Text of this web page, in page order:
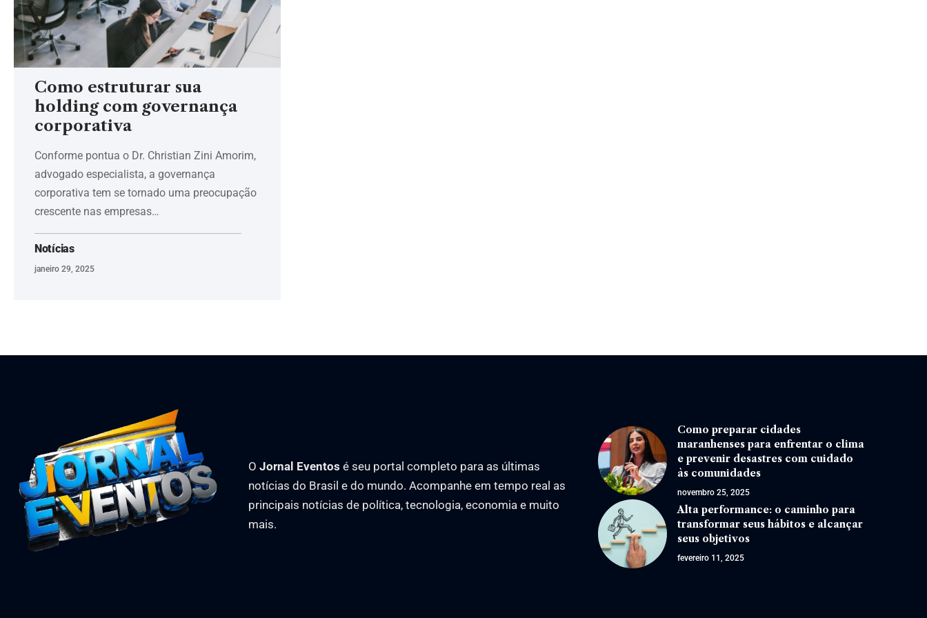
Como estruturar sua
holding com governança
corporativa
Conforme pontua o Dr. Christian Zini Amorim,
advogado especialista, a governança
corporativa tem se tornado uma preocupação
crescente nas empresas…
Notícias
janeiro 29, 2025
O Jornal Eventos é seu portal completo para as últimas
notícias do Brasil e do mundo. Acompanhe em tempo real as
principais notícias de política, tecnologia, economia e muito
mais.
Como preparar cidades
maranhenses para enfrentar o clima
e prevenir desastres com cuidado
às comunidades
novembro 25, 2025
Alta performance: o caminho para
transformar seus hábitos e alcançar
seus objetivos
fevereiro 11, 2025